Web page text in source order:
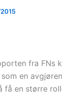
fra FNs
en
få en større